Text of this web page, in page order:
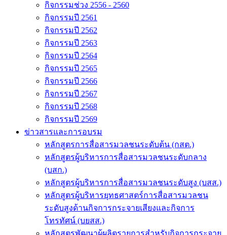
กิจกรรมช่วง 2556 - 2560
กิจกรรมปี 2561
กิจกรรมปี 2562
กิจกรรมปี 2563
กิจกรรมปี 2564
กิจกรรมปี 2565
กิจกรรมปี 2566
กิจกรรมปี 2567
กิจกรรมปี 2568
กิจกรรมปี 2569
ข่าวสารและการอบรม
หลักสูตรการสื่อสารมวลชนระดับต้น (กสต.)
หลักสูตรผู้บริหารการสื่อสารมวลชนระดับกลาง
(บสก.)
หลักสูตรผู้บริหารการสื่อสารมวลชนระดับสูง (บสส.)
หลักสูตรผู้บริหารยุทธศาสตร์การสื่อสารมวลชน
ระดับสูงด้านกิจการกระจายเสียงและกิจการ
โทรทัศน์ (บยสส.)
หลักสูตรพัฒนาผู้ผลิตรายการสำหรับกิจการกระจาย